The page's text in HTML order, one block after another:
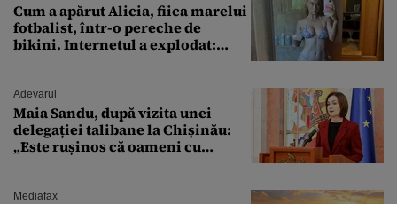
Cum a apărut Alicia, fiica marelui
fotbalist, într-o pereche de
bikini. Internetul a explodat:
Adevarul
Maia Sandu, după vizita unei
delegației talibane la Chișinău:
„Este rușinos că oameni cu
Mediafax